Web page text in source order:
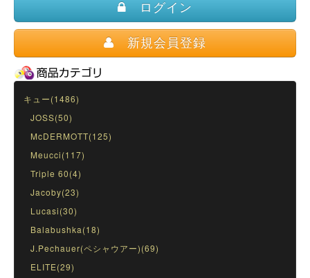
ログイン
新規会員登録
キュー(1486)
JOSS(50)
McDERMOTT(125)
Meucci(117)
Triple 60(4)
Jacoby(23)
Lucasi(30)
Balabushka(18)
J.Pechauer(ペシャウアー)(69)
ELITE(29)